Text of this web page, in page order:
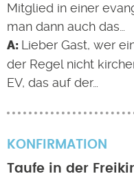
Mitglied in einer
man dann auch das…
Lieber Gast, wer
der Regel nicht
EV, das auf der…
KONFIRMATION
Taufe in der